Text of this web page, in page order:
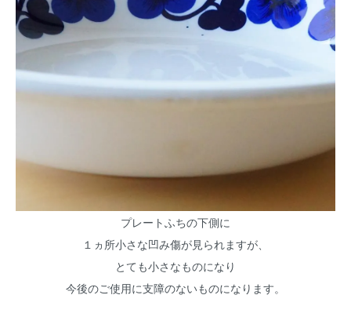
プレートふちの下側に
１ヵ所小さな凹み傷が見られますが、
とても小さなものになり
今後のご使用に支障のないものになります。